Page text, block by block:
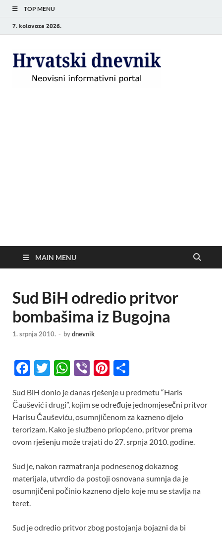
TOP MENU
7. kolovoza 2026.
MAIN MENU
Sud BiH odredio pritvor
bombašima iz Bugojna
1. srpnja 2010. - bydnevnik
F
e
b
o
o
k
T
itt
er
W
at
s
A
p
p
Vi
er
Pi
er
es
t
ar
e
Sud BiH donio je danas rješenje u predmetu “Haris
Čaušević i drugi”, kojim se određuje jednomjesečni pritvor
Harisu Čauševiću, osumnjičenom za kazneno djelo
terorizam. Kako je službeno priopćeno, pritvor prema
ovom rješenju može trajati do 27. srpnja 2010. godine.
Sud je, nakon razmatranja podnesenog dokaznog
materijala, utvrdio da postoji osnovana sumnja da je
osumnjičeni počinio kazneno djelo koje mu se stavlja na
teret.
Sud je odredio pritvor zbog postojanja bojazni da bi